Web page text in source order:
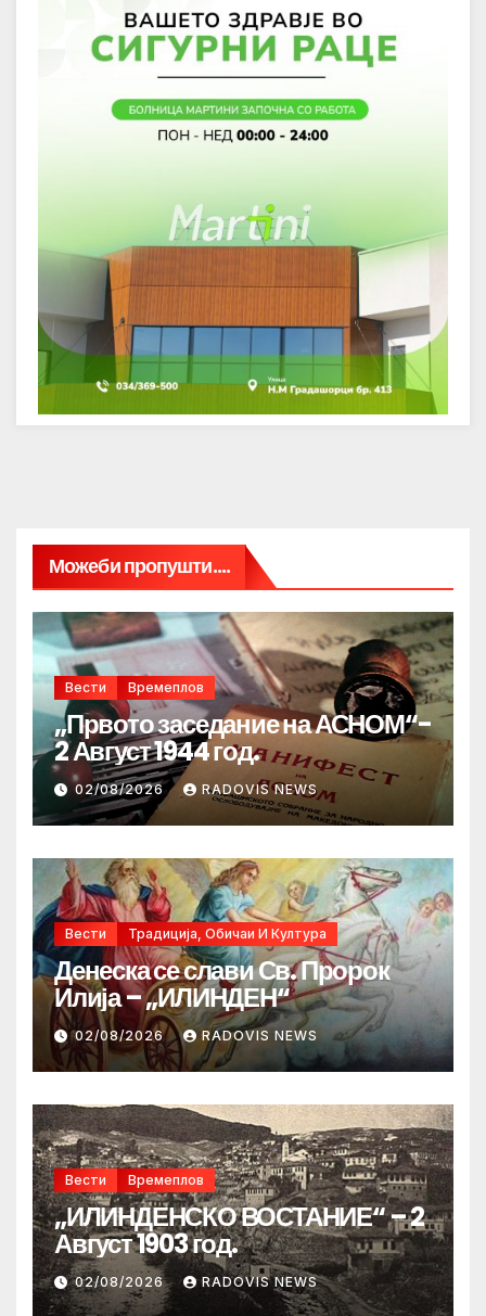
Можеби пропушти....
Вести Времеплов
„Првото заседание на АСНОМ“-
2 Август 1944 год.
02/08/2026 RADOVIS NEWS
Вести Традиција, Обичаи И Култура
Денеска се слави Св. Пророк
Илија – „ИЛИНДЕН“
02/08/2026 RADOVIS NEWS
Вести Времеплов
„ИЛИНДЕНСКО ВОСТАНИЕ“ – 2
Август 1903 год.
02/08/2026 RADOVIS NEWS